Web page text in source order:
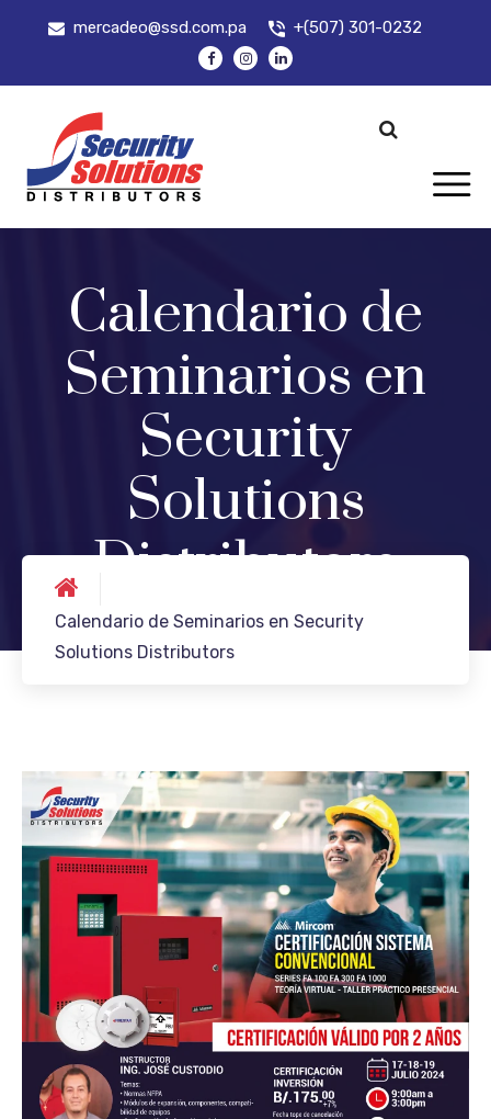
mercadeo@ssd.com.pa +(507) 301-0232
Calendario de
Seminarios en
Security
Solutions
Distributors
Calendario de Seminarios en Security
Solutions Distributors